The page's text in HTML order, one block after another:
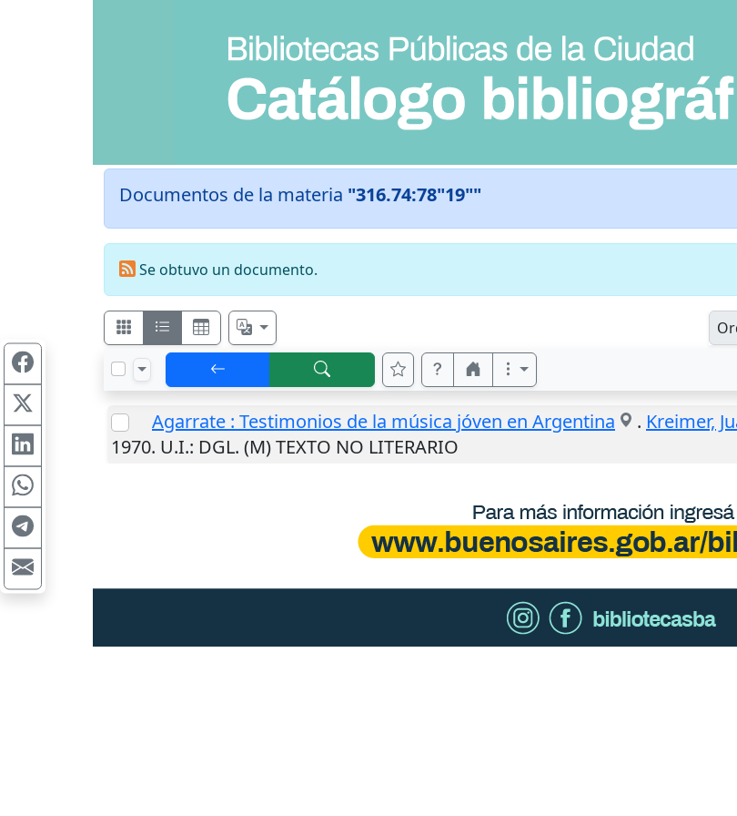
Documentos de la materia "316.74:78"19""
Se obtuvo un documento.
Agarrate : Testimonios de la música jóven en Argentina . Kreimer,
1970. U.I.: DGL. (M) TEXTO NO LITERARIO